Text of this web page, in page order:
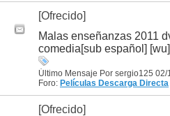
[Ofrecido]
Malas enseñanzas 2011
comedia[sub español] [wu]
Último Mensaje Por sergio125 02/
Foro: Películas Descarga Directa
[Ofrecido]